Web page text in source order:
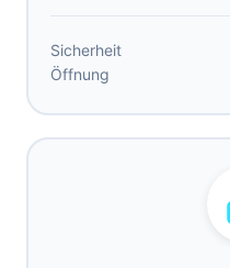
Sicherheit
Öffnung